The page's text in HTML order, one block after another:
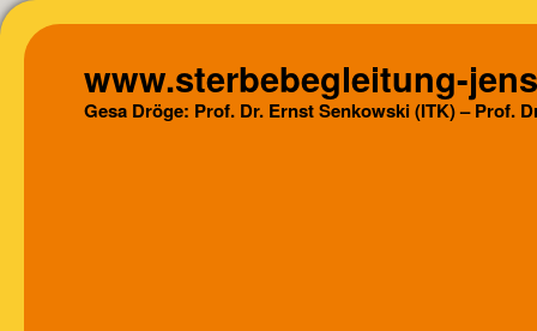
www.sterbebegleitung-
Gesa Dröge: Prof. Dr. Ernst Senkowski (ITK) – Prof.